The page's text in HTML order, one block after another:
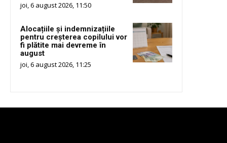
joi, 6 august 2026, 11:50
Alocațiile și indemnizațiile
pentru creșterea copilului vor
fi plătite mai devreme în
august
joi, 6 august 2026, 11:25